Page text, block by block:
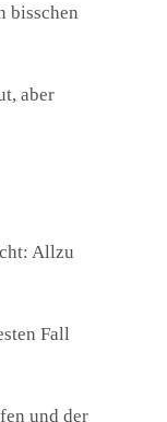
bisschen
aber
Allzu
Fall
und der